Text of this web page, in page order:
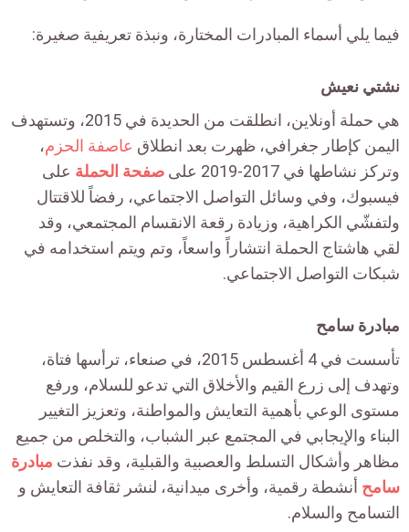
فيما يلي أسماء المبادرات المختارة، ونبذة تعريفية صغيرة:
نشتي نعيش
هي حملة أونلاين، انطلقت من الحديدة في 2015، وتستهدف
اليمن كإطار جغرافي، ظهرت بعد انطلاق عاصفة الحزم،
وتركز نشاطها في 2017-2019 على
صفحة الحملة على
فيسبوك، وفي وسائل التواصل الاجتماعي، رفضاً للاقتتال
ولتفشّي الكراهية، وزيادة رقعة الانقسام المجتمعي، وقد
لقي هاشتاج الحملة انتشاراً واسعاً، وتم ويتم استخدامه في
شبكات التواصل الاجتماعي.
مبادرة سامح
تأسست في 4 أغسطس 2015، في صنعاء، ترأسها فتاة،
وتهدف إلى زرع القيم والأخلاق التي تدعو للسلام، ورفع
مستوى الوعي بأهمية التعايش والمواطنة، وتعزيز التغيير
البناء والإيجابي في المجتمع عبر الشباب، والتخلص من جميع
مظاهر وأشكال التسلط والعصبية والقبلية، وقد نفذت مبادرة
سامح أنشطة رقمية، وأخرى ميدانية، لنشر ثقافة التعايش و
التسامح والسلام.